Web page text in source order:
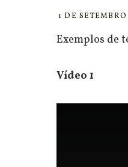
1 DE
Exemplos de
Vídeo 1